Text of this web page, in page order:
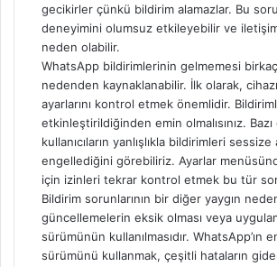
gecikirler çünkü bildirim alamazlar. Bu
deneyimini olumsuz etkileyebilir ve
neden olabilir.
WhatsApp bildirimlerinin gelmemesi birkaç
nedenden kaynaklanabilir. İlk olarak,
ayarlarını kontrol etmek önemlidir.
etkinleştirildiğinden emin olmalısınız.
kullanıcıların yanlışlıkla bildirimleri sessize
engellediğini görebiliriz. Ayarlar
için izinleri tekrar kontrol etmek bu tür
Bildirim sorunlarının bir diğer yaygın
güncellemelerin eksik olması veya
sürümünün kullanılmasıdır. WhatsApp’ın
sürümünü kullanmak, çeşitli hataların